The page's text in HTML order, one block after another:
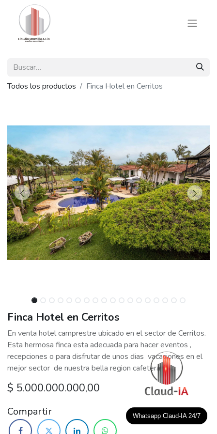
Todos los productos Finca Hotel en Cerritos
Finca Hotel en Cerritos
En venta hotel camprestre ubicado en el sector de Cerritos.
Esta hermosa finca esta adecuada para hacer eventos ,
recepciones o para disfrutar de unos dias vacaciones en el
mejor sector de nuestra bella region cafetera
$ 5.000.000.000,00
Compartir Whatsapp Claud-IA 24/7